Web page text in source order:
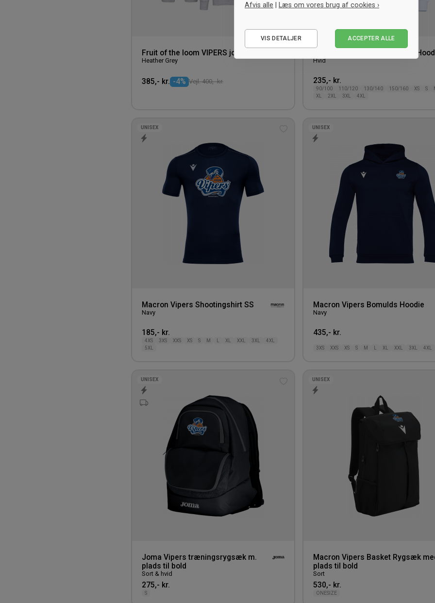
Fruit of the loom VIPERS joggingsæt
Heather Grey
385,- kr. -4% Vejl. 400,- kr.
Clique Vipers Basic Bomulds
Hvid
235,- kr.
90/100 110/120 130/140 150/160 XS S
XL
2XL 3XL 4XL
UNISEX
Macron Vipers Shootingshirt SS
Navy
185,- kr.
4XS 3XS XXS XS S M L XL XXL 3XL
4XL
5XL
UNISEX
Macron Vipers Bomulds Hoodie
Navy
435,- kr.
3XS XXS XS S M L XL XXL 3XL 4XL
UNISEX
Joma Vipers træningsrygsæk m.
plads til bold
Sort & hvid
275,- kr.
S
UNISEX
Macron Vipers Basket Rygsæk
plads til bold
Sort
530,- kr.
ONESIZE
Afvis alle | Læs om vores brug af cookies ›
Statistiske
VIS DETALJER ACCEPTER ALLE